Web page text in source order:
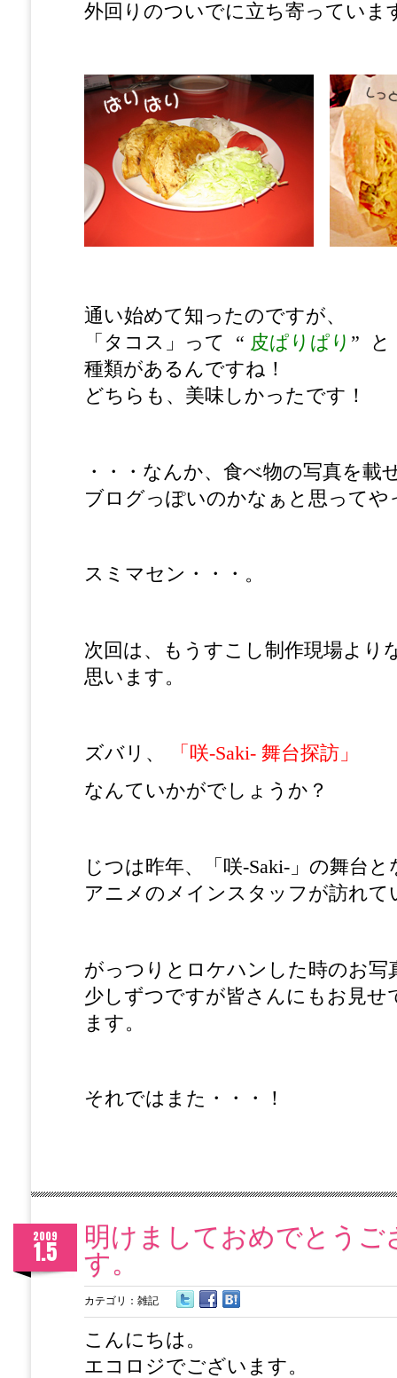
外回りのついでに立ち寄っていま
通い始めて知ったのですが、
「タコス」って “ 皮ぱりぱり ” と
種類があるんですね！
どちらも、美味しかったです！
・・・なんか、食べ物の写真を載
ブログっぽいのかなぁと思ってや
スミマセン・・・。
次回は、もうすこし制作現場より
思います。
ズバリ、
「咲-Saki- 舞台探訪」
なんていかがでしょうか？
じつは昨年、「咲-Saki-」の舞台
アニメのメインスタッフが訪れて
がっつりとロケハンした時のお写
少しずつですが皆さんにもお見せ
ます。
それではまた・・・！
明けましておめでとうご
す。
2009
1.5
カテゴリ： 雑記
こんにちは。
エコロジでございます。